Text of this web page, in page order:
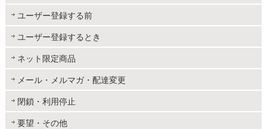
ユーザー登録する前
ユーザー登録するとき
ネット限定商品
メール・メルマガ・配達変更
閉鎖・利用停止
要望・その他